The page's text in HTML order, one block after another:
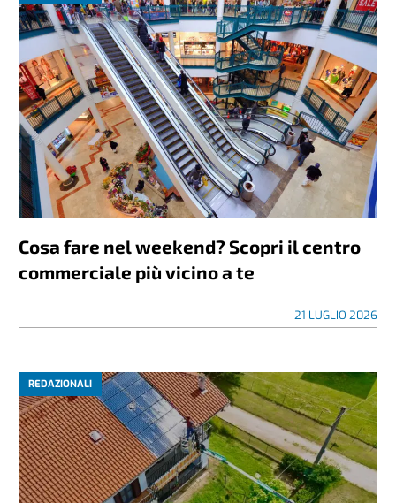
Cosa fare nel weekend? Scopri il centro
commerciale più vicino a te
21 LUGLIO 2026
REDAZIONALI